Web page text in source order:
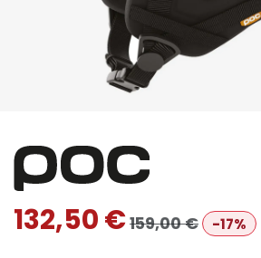
132,50€159,00€ -17%